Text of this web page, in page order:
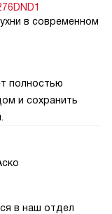
в современном
полностью
и сохранить
в наш отдел